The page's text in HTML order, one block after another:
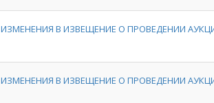
ИЗМЕНЕНИЯ В ИЗВЕЩЕНИЕ О ПРОВЕДЕНИИ
ИЗМЕНЕНИЯ В ИЗВЕЩЕНИЕ О ПРОВЕДЕНИИ